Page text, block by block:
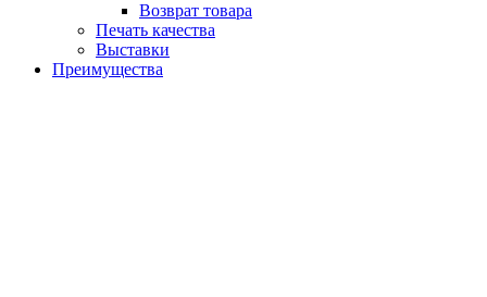
Возврат товара
Печать качества
Выставки
Преимущества